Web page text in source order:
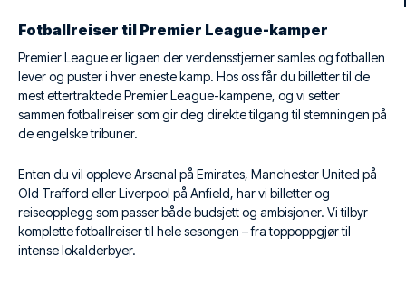
Fotballreiser til Premier League-kamper
Premier League er ligaen der verdensstjerner samles og fotballen
lever og puster i hver eneste kamp. Hos oss får du billetter til de
mest ettertraktede Premier League-kampene, og vi setter
sammen fotballreiser som gir deg direkte tilgang til stemningen på
de engelske tribuner.
Enten du vil oppleve Arsenal på Emirates, Manchester United på
Old Trafford eller Liverpool på Anfield, har vi billetter og
reiseopplegg som passer både budsjett og ambisjoner. Vi tilbyr
komplette fotballreiser til hele sesongen – fra toppoppgjør til
intense lokalderbyer.